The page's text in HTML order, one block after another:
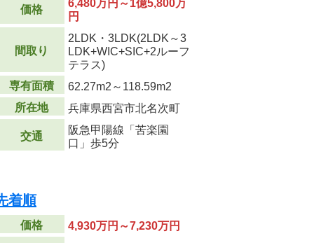
価格
6,480万円～1億5,800万
円
間取り
2LDK・3LDK(2LDK～3
LDK+WIC+SIC+2ルーフ
テラス)
専有面積
62.27m2 ～118.59m2
所在地
兵庫県西宮市北名次町
交通
阪急甲陽線「苦楽園
口」歩5分
着順
価格 4,930万円～7,230万円